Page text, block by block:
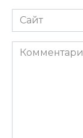
Сайт
Комментарий